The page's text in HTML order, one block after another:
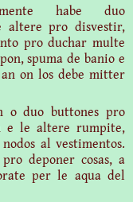
habe duo
altere pro disvestir,
pro duchar multe
spuma de banio e
on los debe mitter
duo buttones pro
e le altere rumpite,
al vestimentos.
deponer cosas, a
per le aqua del